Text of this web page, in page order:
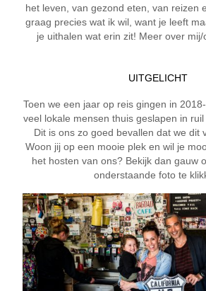
het leven, van gezond eten, van reizen
graag precies wat ik wil, want je leeft
je uithalen wat erin zit! Meer over mij/
UITGELICHT
Toen we een jaar op reis gingen in
veel lokale mensen thuis geslapen in
Dit is ons zo goed bevallen dat we dit
Woon jij op een mooie plek en wil je
het hosten van ons? Bekijk dan gauw
onderstaande foto te